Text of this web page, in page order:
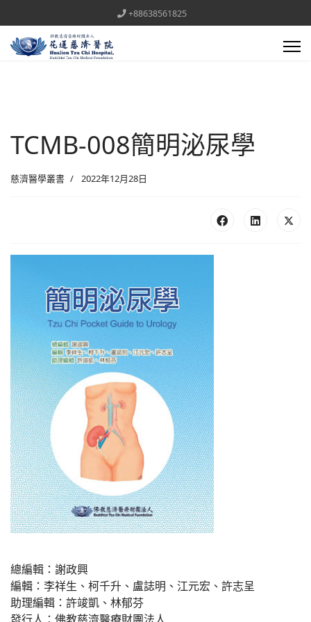
+88638561825
TCMB-008簡明泌尿學
慈濟醫學叢書 2022年12月28日
總編輯：謝政興
編輯：李祥生、柯千升、盧誌明、江元宏、許志呈
助理編輯：許竣凱、林郁芬